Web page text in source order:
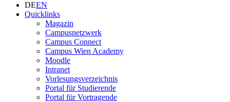
DEEN
Quicklinks
Magazin
Campusnetzwerk
Campus Connect
Campus Wien Academy
Moodle
Intranet
Vorlesungsverzeichnis
Portal für Studierende
Portal für Vortragende